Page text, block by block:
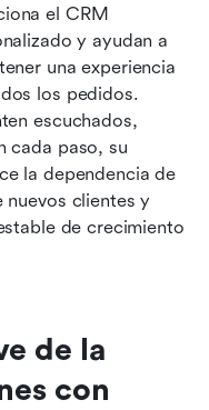
el CRM
y ayudan a
una experiencia
los pedidos.
escuchados,
cada paso, su
la dependencia de
clientes y
de crecimiento
de la
con